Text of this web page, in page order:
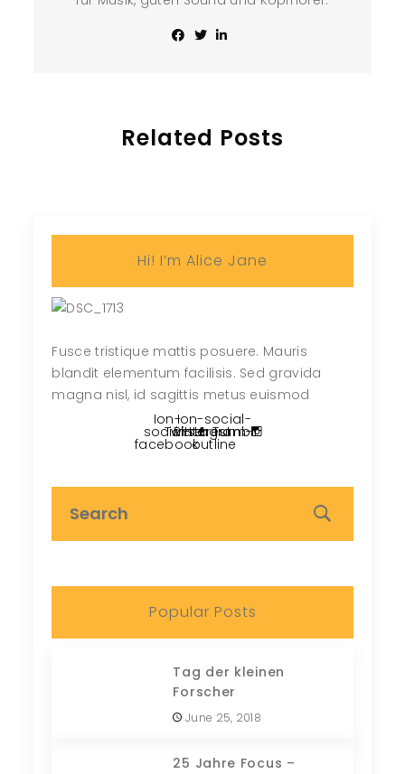
Related Posts
Hi! I’m Alice Jane
Fusce tristique mattis posuere. Mauris
blandit elementum facilisis. Sed gravida
magna nisl, id sagittis metus euismod
Ion-
social-
facebook
Twitter
Pinterest
Ion-social-
instagram-
outline
Tumblr
Popular Posts
Tag der kleinen
Forscher
June 25, 2018
25 Jahre Focus –